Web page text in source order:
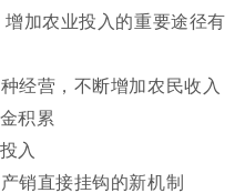
加农业投入的重要途径有
经营，不断增加农民收入
积累
入
销直接挂钩的新机制